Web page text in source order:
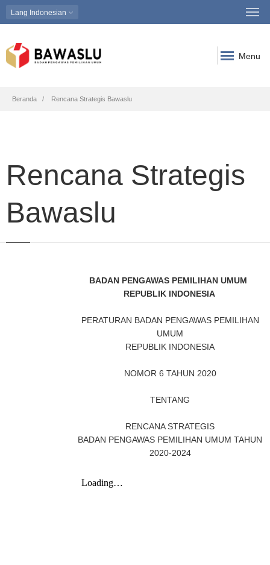
Lang Indonesian
Menu
Breadcrumb
Beranda Rencana Strategis Bawaslu
Rencana Strategis
Bawaslu
BADAN PENGAWAS PEMILIHAN UMUM
REPUBLIK INDONESIA
PERATURAN BADAN PENGAWAS PEMILIHAN
UMUM
REPUBLIK INDONESIA
NOMOR 6 TAHUN 2020
TENTANG
RENCANA STRATEGIS
BADAN PENGAWAS PEMILIHAN UMUM TAHUN
2020-2024